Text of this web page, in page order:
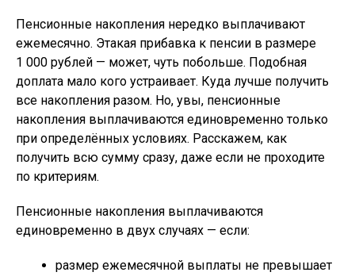
Пенсионные накопления нередко выплачивают
ежемесячно. Этакая прибавка к пенсии в размере
1 000 рублей — может, чуть побольше. Подобная
доплата мало кого устраивает. Куда лучше получить
все накопления разом. Но, увы, пенсионные
накопления выплачиваются единовременно только
при определённых условиях. Расскажем, как
получить всю сумму сразу, даже если не проходите
по критериям.
Пенсионные накопления выплачиваются
единовременно в двух случаях — если:
размер ежемесячной выплаты не превышает